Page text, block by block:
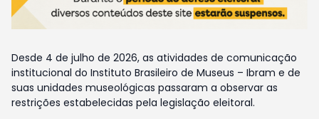
Desde 4 de julho de 2026, as atividades de comunicação
institucional do Instituto Brasileiro de Museus – Ibram e de
suas unidades museológicas passaram a observar as
restrições estabelecidas pela legislação eleitoral.